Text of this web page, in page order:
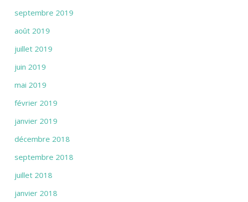
septembre 2019
août 2019
juillet 2019
juin 2019
mai 2019
février 2019
janvier 2019
décembre 2018
septembre 2018
juillet 2018
janvier 2018